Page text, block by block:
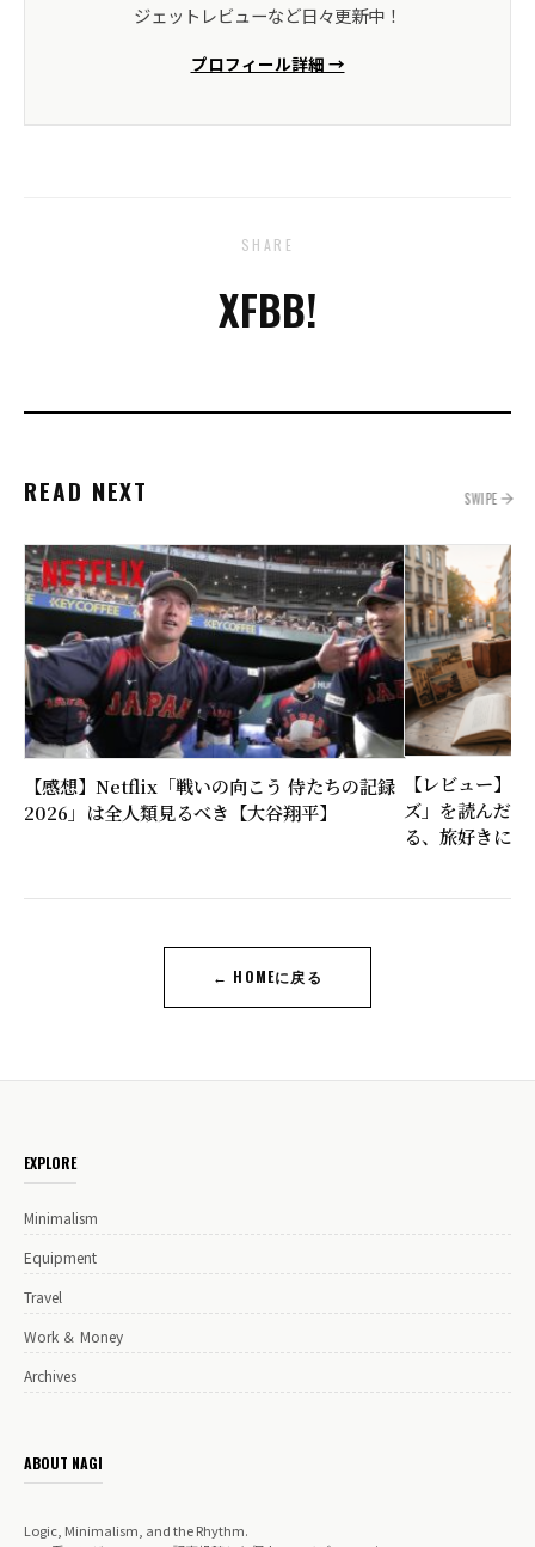
ジェットレビューなど日々更新中！
プロフィール詳細 →
SHARE
XFBB!
READ NEXT SWIPE
【感想】Netflix「戦いの向こう 侍たちの記録
2026」は全人類見るべき【大谷翔平】
【レビュー】
ズ」を読んだ
る、旅好きに
← HOMEに戻る
EXPLORE
Minimalism
Equipment
Travel
Work ＆ Money
Archives
ABOUT NAGI
Logic, Minimalism, and the Rhythm.